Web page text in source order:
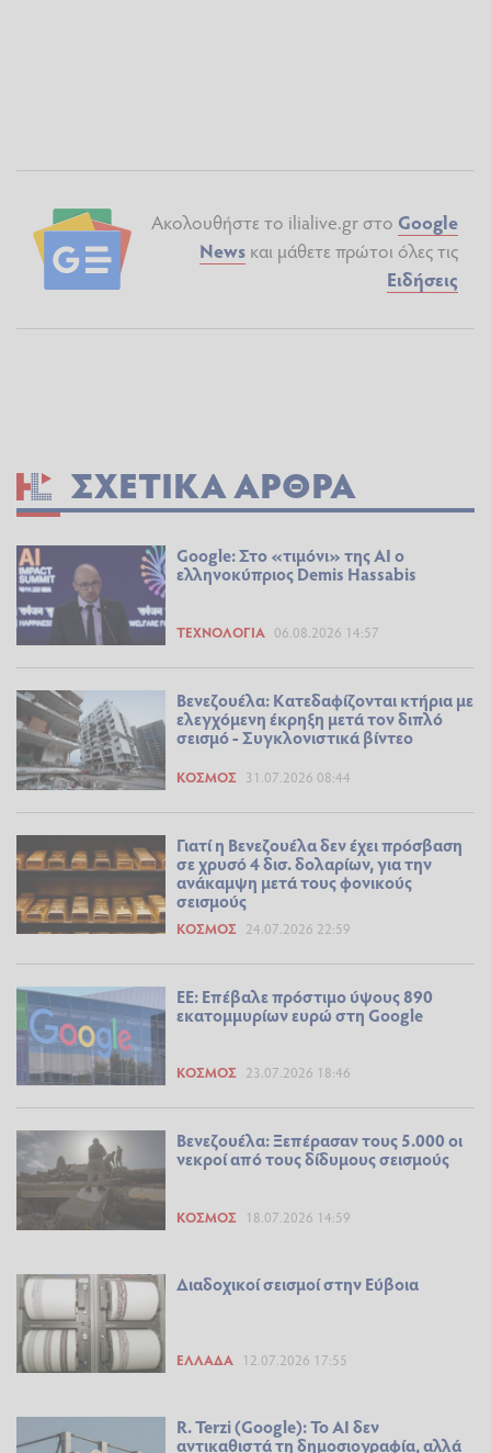
Ακολουθήστε το ilialive.gr στο Google
News και μάθετε πρώτοι όλες τις
Ειδήσεις
ΣΧΕΤΙΚΆ ΆΡΘΡΑ
Google: Στο «τιμόνι» της AI ο
ελληνοκύπριος Demis Hassabis
ΤΕΧΝΟΛΟΓΊΑ 06.08.2026 14:57
Βενεζουέλα: Κατεδαφίζονται κτήρια με
ελεγχόμενη έκρηξη μετά τον διπλό
σεισμό - Συγκλονιστικά βίντεο
ΚΌΣΜΟΣ 31.07.2026 08:44
Γιατί η Βενεζουέλα δεν έχει πρόσβαση
σε χρυσό 4 δισ. δολαρίων, για την
ανάκαμψη μετά τους φονικούς
σεισμούς
ΚΌΣΜΟΣ 24.07.2026 22:59
ΕΕ: Επέβαλε πρόστιμο ύψους 890
εκατομμυρίων ευρώ στη Google
ΚΌΣΜΟΣ 23.07.2026 18:46
Βενεζουέλα: Ξεπέρασαν τους 5.000 οι
νεκροί από τους δίδυμους σεισμούς
ΚΌΣΜΟΣ 18.07.2026 14:59
Διαδοχικοί σεισμοί στην Εύβοια
ΕΛΛΆΔΑ 12.07.2026 17:55
R. Terzi (Google): Το AI δεν
αντικαθιστά τη δημοσιογραφία, αλλά